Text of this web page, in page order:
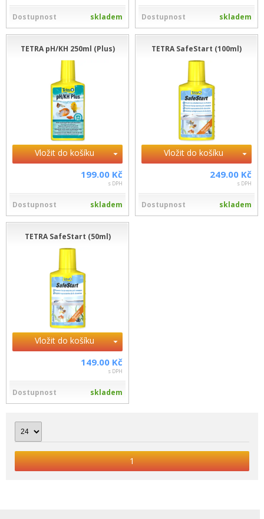
Dostupnost skladem Dostupnost skladem
TETRA pH/KH 250ml (Plus)
Vložit do košíku
199.00 Kč
s DPH
Dostupnost skladem
TETRA SafeStart (100ml)
Vložit do košíku
249.00 Kč
s DPH
Dostupnost skladem
TETRA SafeStart (50ml)
Vložit do košíku
149.00 Kč
s DPH
Dostupnost skladem
1